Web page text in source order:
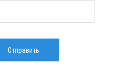
Отправить